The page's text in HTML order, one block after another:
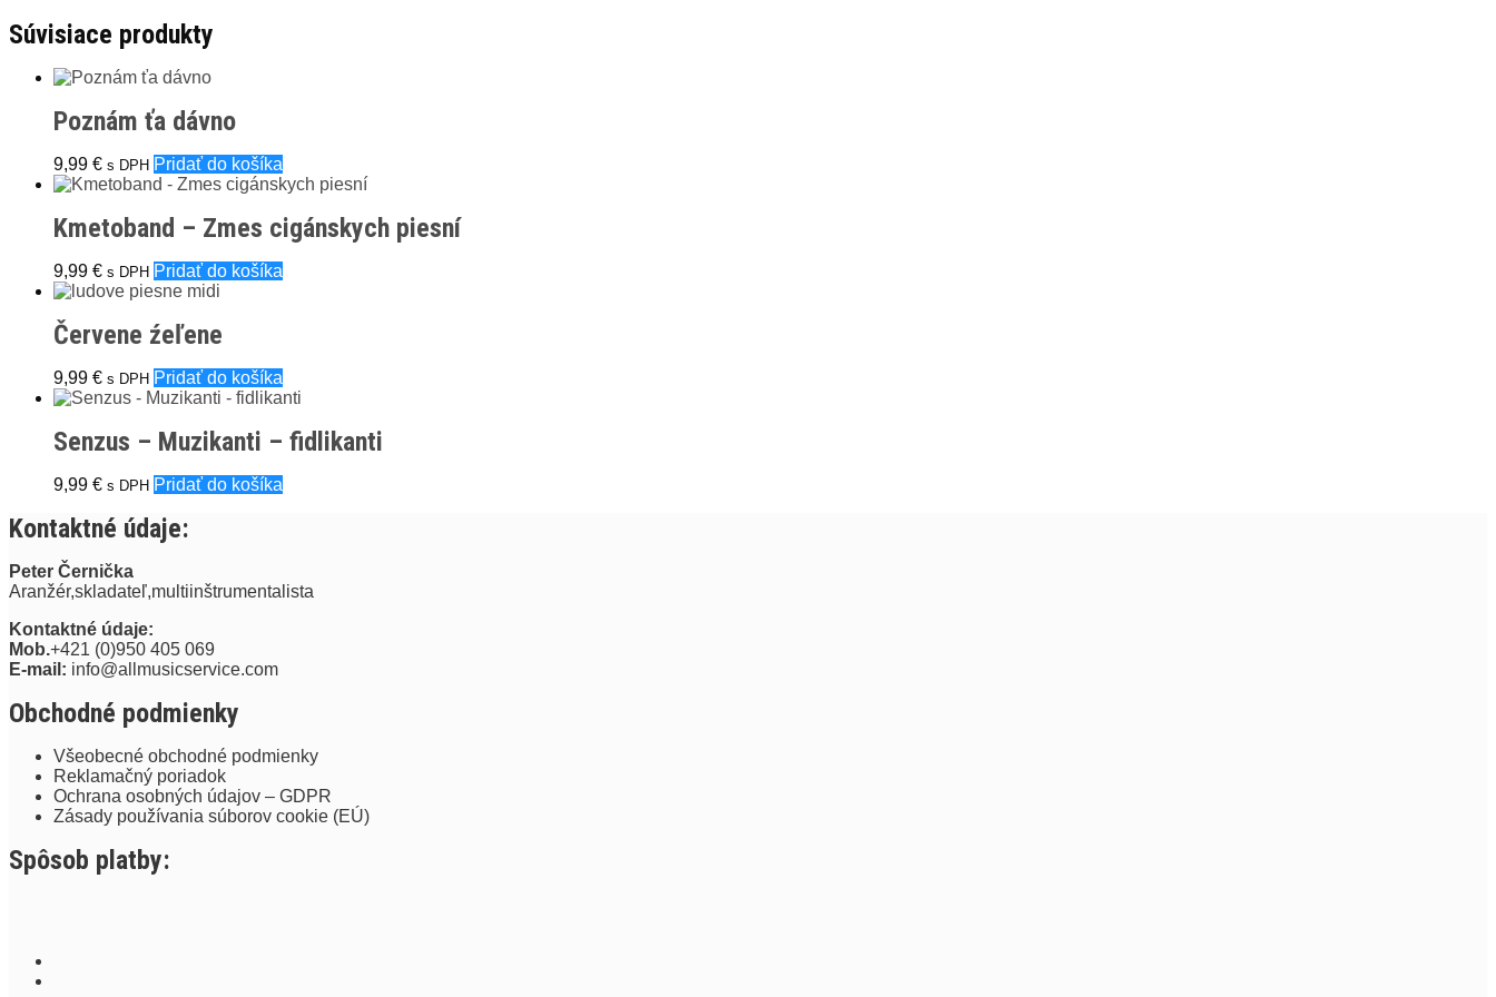
Súvisiace produkty
Poznám ťa dávno
9,99 € s DPH Pridať do košíka
Kmetoband – Zmes cigánskych piesní
9,99 € s DPH Pridať do košíka
Červene źeľene
9,99 € s DPH Pridať do košíka
Senzus – Muzikanti – fidlikanti
9,99 € s DPH Pridať do košíka
Kontaktné údaje:
Peter Černička
Aranžér,skladateľ,multiinštrumentalista
Kontaktné údaje:
Mob.+421 (0)950 405 069
E-mail: info@allmusicservice.com
Obchodné podmienky
Všeobecné obchodné podmienky
Reklamačný poriadok
Ochrana osobných údajov – GDPR
Zásady používania súborov cookie (EÚ)
Spôsob platby: